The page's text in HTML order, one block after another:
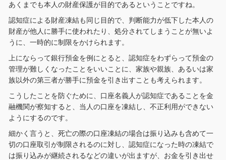
あくまでも本人の財産保護が目的であるということですね。
認知症による財産凍結も同じ目的で、判断能力が低下した本人の
財産が他人に勝手に使われたり、処分されてしまうことが無いよ
うに、一時的に制限をかけられます。
上にならって銀行預金を例にとると、認知症をわずらって預金の
管理が難しくなったことをいいことに、家族や親族、あるいは家
族以外の第三者が勝手に預金を引き出すことも考えられます。
こうしたことを防ぐために、口座名義人が認知症であることを金
融機関が察知すると、当人の口座を凍結し、不正利用ができない
ようにするのです。
細かく言うと、死亡の際の口座凍結の場合は振り込みも含めて一
切の口座取引が制限されるのに対し、認知症になった時の凍結で
は振り込みが継続されるなどの違いが出ますが、お金を引き出せ